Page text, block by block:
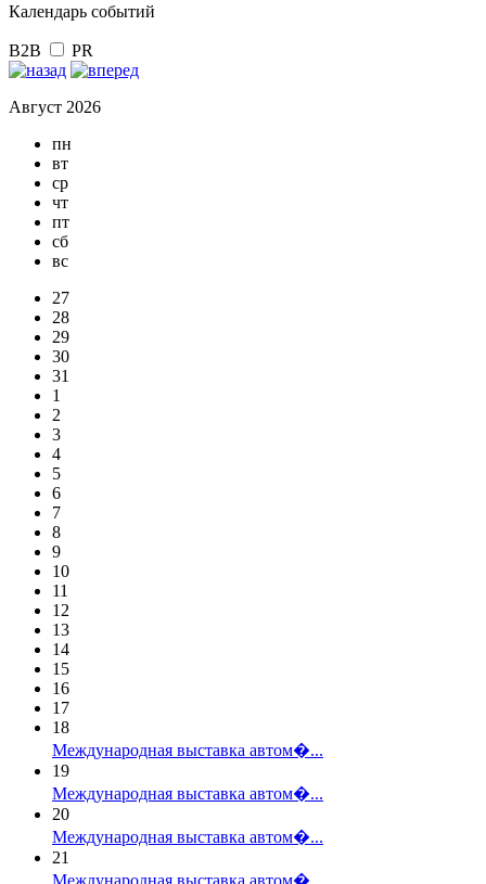
Календарь событий
B2B PR
Август 2026
пн
вт
ср
чт
пт
сб
вс
27
28
29
30
31
1
2
3
4
5
6
7
8
9
10
11
12
13
14
15
16
17
18
Международная выставка автом�...
19
Международная выставка автом�...
20
Международная выставка автом�...
21
Международная выставка автом�...